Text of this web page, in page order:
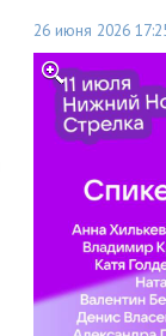
26 июня 2026